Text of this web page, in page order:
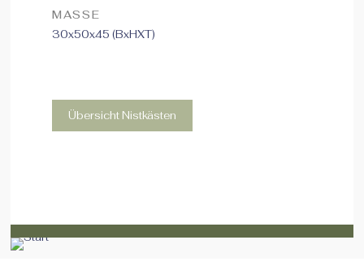
MASSE
30x50x45 (BxHXT)
Übersicht Nistkästen